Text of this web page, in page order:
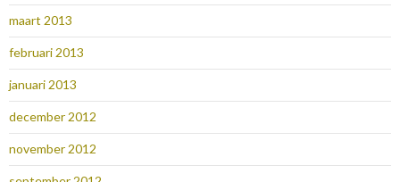
maart 2013
februari 2013
januari 2013
december 2012
november 2012